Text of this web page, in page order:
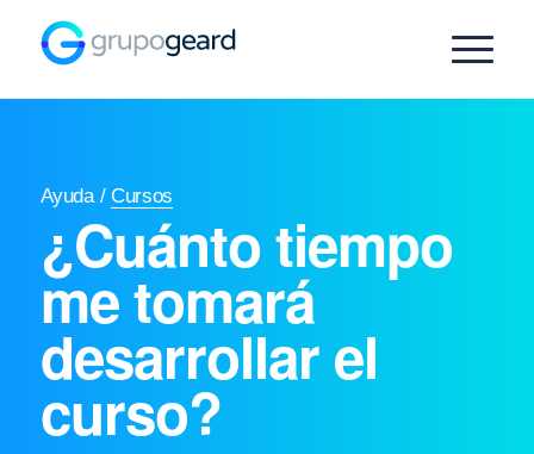
Ayuda / Cursos
¿Cuánto tiempo
me tomará
desarrollar el
curso?